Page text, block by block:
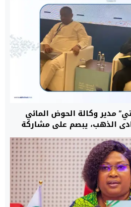
مدير وكالة الحوض المائي
الذهب، يبصم على مشاركة
العربية السعودية